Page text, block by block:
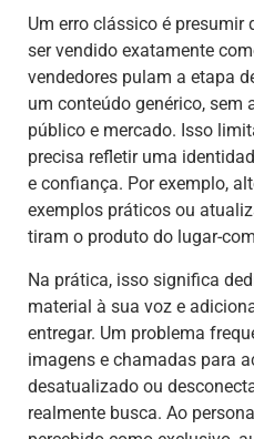
Um erro clássico é presumir
ser vendido exatamente
vendedores pulam a etapa
um conteúdo genérico, sem
público e mercado. Isso
precisa refletir uma
e confiança. Por exemplo,
exemplos práticos ou
tiram o produto do lugar-
Na prática, isso significa
material à sua voz e
entregar. Um problema
imagens e chamadas para
desatualizado ou
realmente busca. Ao